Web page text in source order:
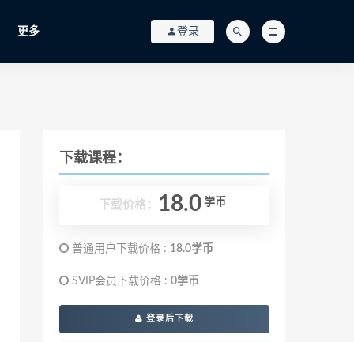
更多 登录
下载课程：
下载价格： 18.0 学币
普通用户下载价格 : 18.0学币
SVIP会员下载价格 : 0学币
登录后下载